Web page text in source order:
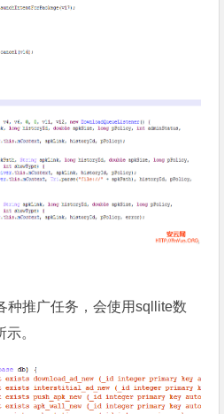
种推广任务，会使用sqllite数
。